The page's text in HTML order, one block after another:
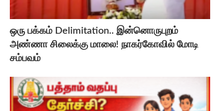
ஒரு பக்கம் Delimitation.. இன்னொருபுறம்
அண்ணா சிலைக்கு மாலை! நாகர்கோவில் மோடி
சம்பவம்